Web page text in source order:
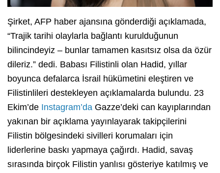
Şirket, AFP haber ajansına gönderdiği açıklamada,
“Trajik tarihi olaylarla bağlantı kurulduğunun
bilincindeyiz – bunlar tamamen kasıtsız olsa da özür
dileriz.” dedi. Babası Filistinli olan Hadid, yıllar
boyunca defalarca İsrail hükümetini eleştiren ve
Filistinlileri destekleyen açıklamalarda bulundu. 23
Ekim’de Instagram’da Gazze’deki can kayıplarından
yakınan bir açıklama yayınlayarak takipçilerini
Filistin bölgesindeki sivilleri korumaları için
liderlerine baskı yapmaya çağırdı. Hadid, savaş
sırasında birçok Filistin yanlısı gösteriye katılmış ve